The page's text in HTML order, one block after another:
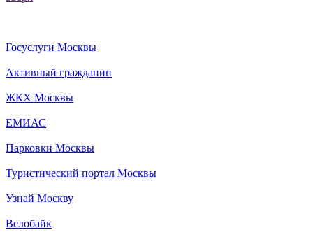
Госуслуги Москвы
Активный гражданин
ЖКХ Москвы
ЕМИАС
Парковки Москвы
Туристический портал Москвы
Узнай Москву
Велобайк